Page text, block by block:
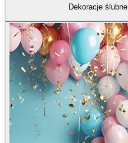
Dekoracje ślubne